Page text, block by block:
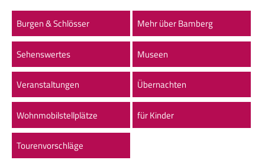
Burgen & Schlösser Mehr über Bamberg
Sehenswertes Museen
Veranstaltungen Übernachten
Wohnmobilstellplätze für Kinder
Tourenvorschläge